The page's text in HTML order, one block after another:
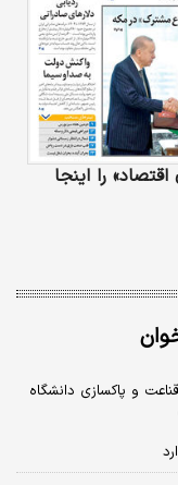
را اینجا
و پاکسازی دانشگاه